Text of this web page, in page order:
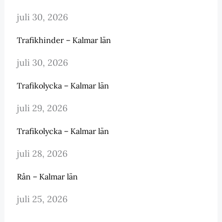
juli 30, 2026
Trafikhinder – Kalmar län
juli 30, 2026
Trafikolycka – Kalmar län
juli 29, 2026
Trafikolycka – Kalmar län
juli 28, 2026
Rån – Kalmar län
juli 25, 2026